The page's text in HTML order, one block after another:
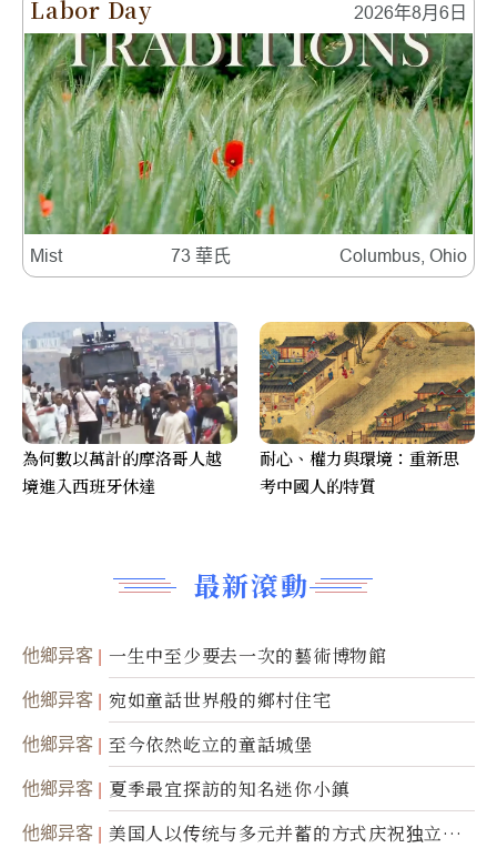
Labor Day 2026年8月6日
Mist 73 華氏 Columbus, Ohio
最新滾動
他鄉异客 一生中至少要去一次的藝術博物館
他鄉异客 宛如童話世界般的鄉村住宅
他鄉异客 至今依然屹立的童話城堡
他鄉异客 夏季最宜探訪的知名迷你小鎮
他鄉异客
美国人以传统与多元并蓄的方式庆祝独立日2
為何數以萬計的摩洛哥人越
境進入西班牙休達
耐心、權力與環境：重新思
考中國人的特質